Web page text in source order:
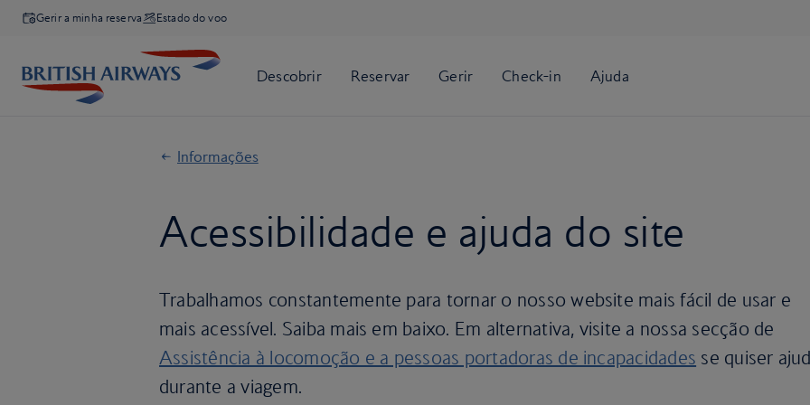
Gerir a minha reserva Estado do voo
Informações
Acessibilidade e ajuda do site
Trabalhamos constantemente para tornar o nosso website mais fácil de usar e
mais acessível. Saiba mais em baixo. Em alternativa, visite a nossa secção de
Assistência à locomoção e a pessoas portadoras de incapacidades se quiser
durante a viagem.